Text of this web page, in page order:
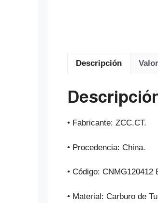
Descripción
• Fabricante: ZCC.CT.
• Procedencia: China.
• Código: CNMG120412
• Material: Carburo de